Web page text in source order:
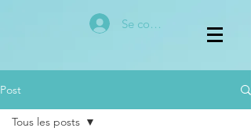
Se connecter
Post
Tous les posts